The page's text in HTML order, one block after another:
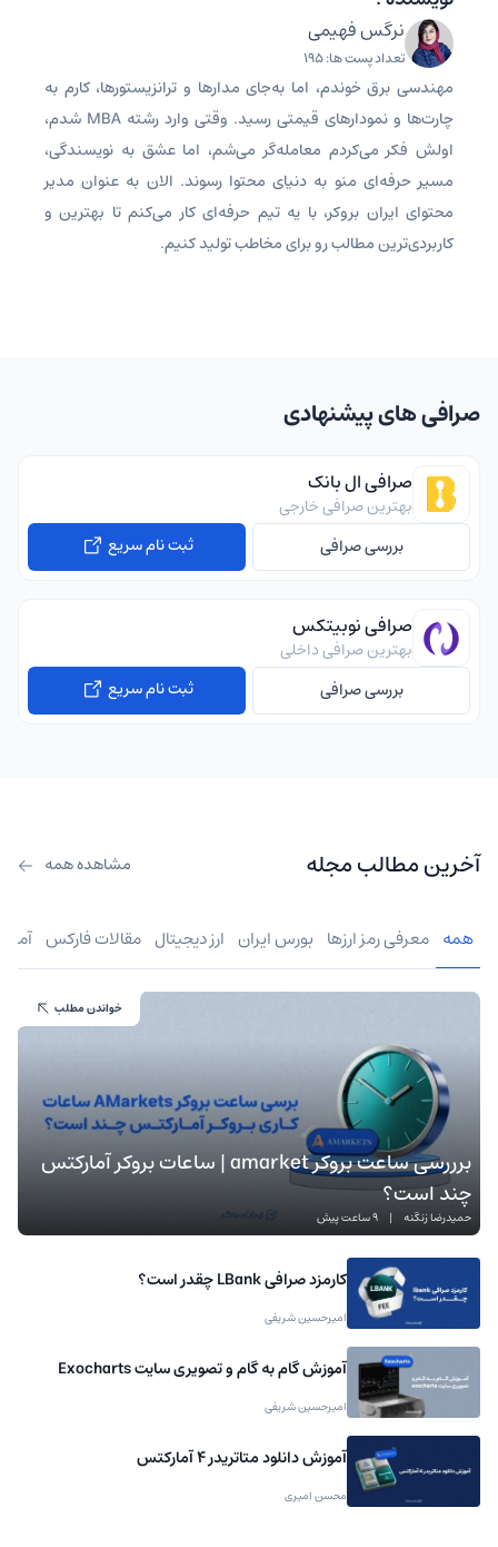
نرگس فهیمی
تعداد پست ها: 195
مهندسی برق خوندم، اما به‌جای مدارها و ترانزیستورها، کارم به
چارت‌ها و نمودارهای قیمتی رسید. وقتی وارد رشته MBA شدم،
اولش فکر می‌کردم معامله‌گر می‌شم، اما عشق به نویسندگی،
مسیر حرفه‌ای منو به دنیای محتوا رسوند. الان به عنوان مدیر
محتوای ایران بروکر، با یه تیم حرفه‌ای کار می‌کنم تا بهترین و
کاربردی‌ترین مطالب رو برای مخاطب تولید کنیم.
صرافی های پیشنهادی
صرافی ال بانک
بهترین صرافی خارجی
بررسی صرافی
ثبت نام سریع
صرافی نوبیتکس
بهترین صرافی داخلی
بررسی صرافی
ثبت نام سریع
آخرین مطالب مجله مشاهده همه
همه معرفی رمز ارزها بورس ایران ارز دیجیتال مقالات فارکس
برررسی ساعت بروکر amarket | ساعات بروکر آمارکتس
چند است؟
حمیدرضا زنگنه | 9 ساعت پیش
خواندن مطلب
کارمزد صرافی LBank چقدر است؟
امیرحسین شریفی
آموزش گام به گام و تصویری سایت Exocharts
امیرحسین شریفی
آموزش دانلود متاتریدر 4 آمارکتس
محسن امیری